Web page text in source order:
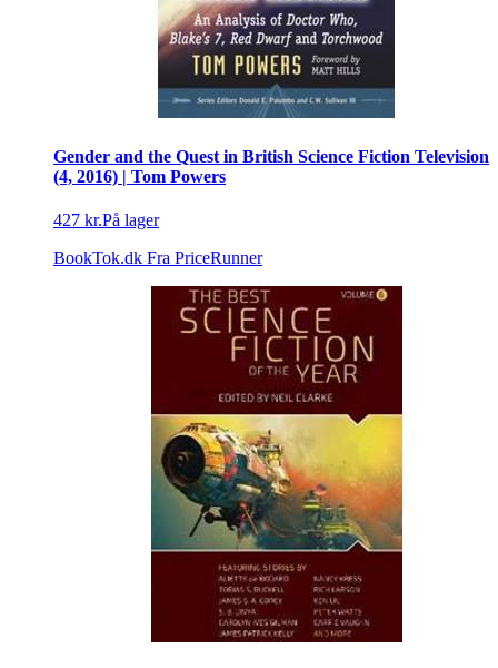
Gender and the Quest in British Science Fiction Television
(4, 2016) | Tom Powers
427 kr.På lager
BookTok.dk Fra PriceRunner